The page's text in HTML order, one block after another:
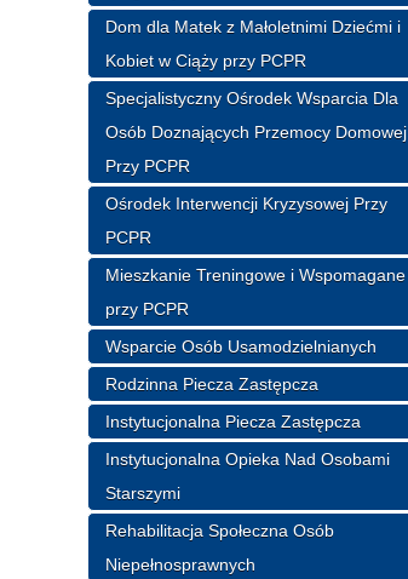
Dom dla Matek z Małoletnimi Dziećmi i
Kobiet w Ciąży przy PCPR
Specjalistyczny Ośrodek Wsparcia Dla
Osób Doznających Przemocy Domowej
Przy PCPR
Ośrodek Interwencji Kryzysowej Przy
PCPR
Mieszkanie Treningowe i Wspomagane
przy PCPR
Wsparcie Osób Usamodzielnianych
Rodzinna Piecza Zastępcza
Instytucjonalna Piecza Zastępcza
Instytucjonalna Opieka Nad Osobami
Starszymi
Rehabilitacja Społeczna Osób
Niepełnosprawnych